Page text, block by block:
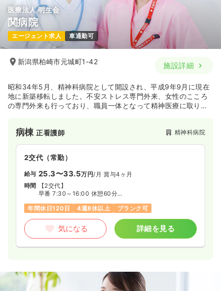
医療法人 明生会
関病院
エージェント求人 車通勤可
新潟県柏崎市元城町1-42 施設詳細
昭和34年5月、精神科病院として開設され、平成9年9月に現在
地に新築移転しました。不安ストレス専門外来、女性のこころ
の専門外来も行っており、職員一体となって精神医療に取り組
病棟正看護師 精神科病院
2交代（常勤）
給与 25.3〜33.5万円/月 賞与4ヶ月
時間
【2交代】
早番 7:30～16:00 休憩60分
遅番 10:00～18:30 休憩60分
夜勤 16:15～翌9:15 休憩120分
年間休日120日 4週8休以上 ブランク可
気になる 詳細を見る